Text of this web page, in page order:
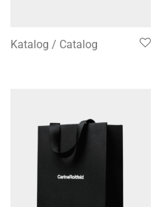
Katalog / Catalog